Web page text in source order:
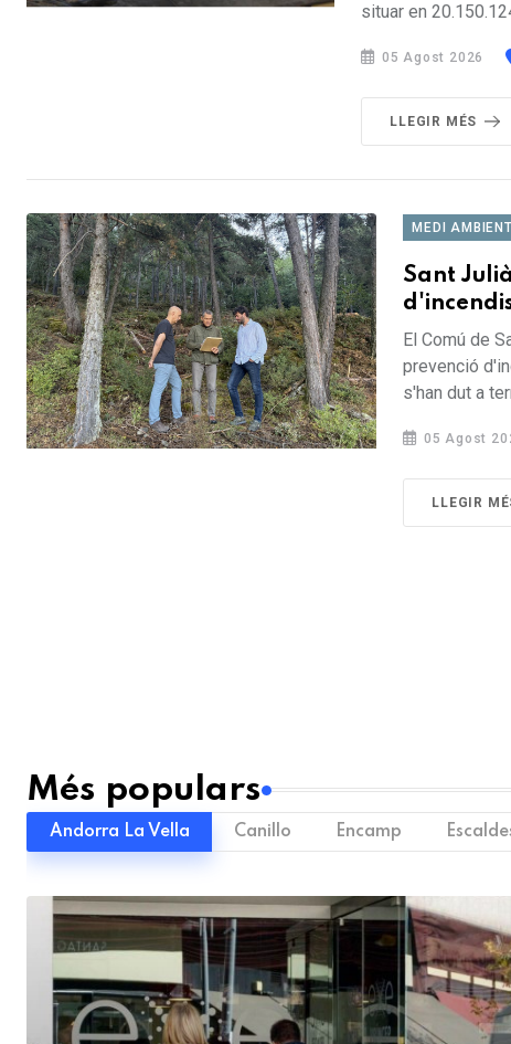
situar en
05 Agost 2026
LLEGIR MÉS
MEDI AMBIENT
Sant
El Comú de
prevenció
s'han dut a
05 Agost
LLEGIR
Més populars
Andorra La Vella Canillo Encamp